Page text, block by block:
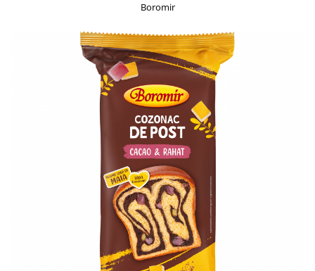
Cozonac Insiropat
Cozonac Traditional
Cozonac Pricomigdala
Cozonac Vegan (de post)
Boromir